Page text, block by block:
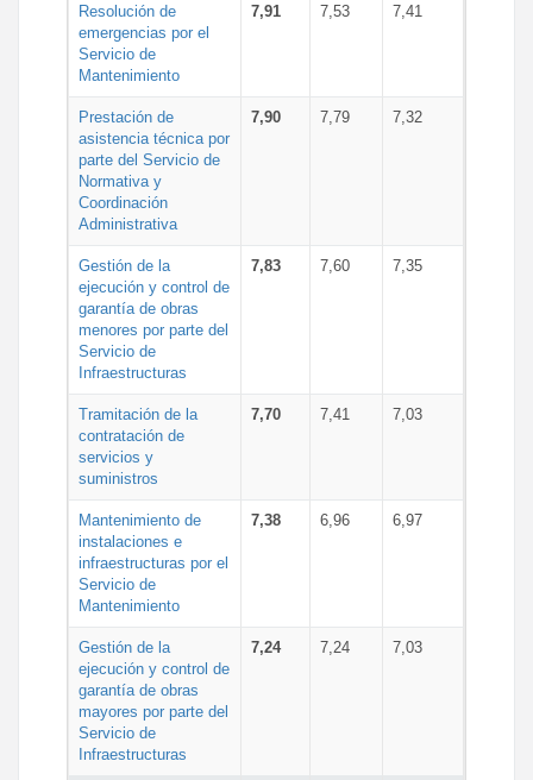
Resolución de
emergencias por el
Servicio de
Mantenimiento
7,91 7,53 7,41
Prestación de
asistencia técnica por
parte del Servicio de
Normativa y
Coordinación
Administrativa
7,90 7,79 7,32
Gestión de la
ejecución y control de
garantía de obras
menores por parte del
Servicio de
Infraestructuras
7,83 7,60 7,35
Tramitación de la
contratación de
servicios y
suministros
7,70 7,41 7,03
Mantenimiento de
instalaciones e
infraestructuras por el
Servicio de
Mantenimiento
7,38 6,96 6,97
Gestión de la
ejecución y control de
garantía de obras
mayores por parte del
Servicio de
Infraestructuras
7,24 7,24 7,03